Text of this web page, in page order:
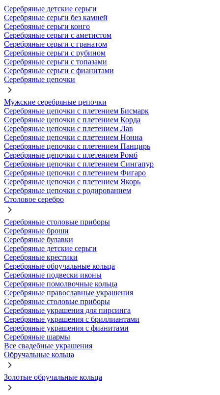
Серебряные детские серьги
Серебряные серьги без камней
Серебряные серьги конго
Серебряные серьги с аметистом
Серебряные серьги с гранатом
Серебряные серьги с рубином
Серебряные серьги с топазами
Серебряные серьги с фианитами
Серебряные цепочки
Мужские серебряные цепочки
Серебряные цепочки с плетением Бисмарк
Серебряные цепочки с плетением Корда
Серебряные цепочки с плетением Лав
Серебряные цепочки с плетением Нонна
Серебряные цепочки с плетением Панцирь
Серебряные цепочки с плетением Ромб
Серебряные цепочки с плетением Сингапур
Серебряные цепочки с плетением Фигаро
Серебряные цепочки с плетением Якорь
Серебряные цепочки с родированием
Столовое серебро
Серебряные столовые приборы
Серебряные броши
Серебряные булавки
Серебряные детские серьги
Серебряные крестики
Серебряные обручальные кольца
Серебряные подвески иконы
Серебряные помолвочные кольца
Серебряные православные украшения
Серебряные столовые приборы
Серебряные украшения для пирсинга
Серебряные украшения с бриллиантами
Серебряные украшения с фианитами
Серебряные шармы
Все свадебные украшения
Обручальные кольца
Золотые обручальные кольца